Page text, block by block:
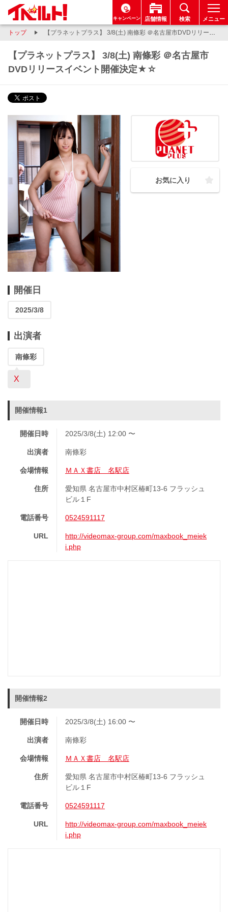
キャンペーン 店舗情報 検索 メニュー
トップ 【プラネットプラス】 3/8(土) 南條彩 ＠名古屋市DVDリリースイベント開催決定★☆
【プラネットプラス】 3/8(土) 南條彩 ＠名古屋市
DVDリリースイベント開催決定★☆
お気に入り
開催日
2025/3/8
出演者
南條彩
X
開催情報1
開催日時 2025/3/8(土) 12:00 〜
出演者 南條彩
会場情報 ＭＡＸ書店 名駅店
住所
愛知県 名古屋市中村区椿町13-6 フラッシュ
ビル１F
電話番号 0524591117
URL
http://videomax-group.com/maxbook_meiek
i.php
開催情報2
開催日時 2025/3/8(土) 16:00 〜
出演者 南條彩
会場情報 ＭＡＸ書店 名駅店
住所
愛知県 名古屋市中村区椿町13-6 フラッシュ
ビル１F
電話番号 0524591117
URL
http://videomax-group.com/maxbook_meiek
i.php